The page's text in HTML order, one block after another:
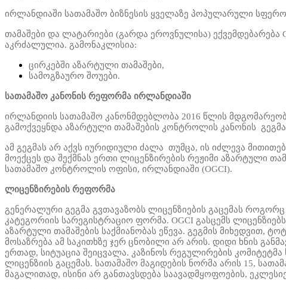
ირლანდიაში სათამაშო ბიზნესის ყველაზე პოპულარული
თამაშები და ლატარიები (გარდა ეროვნულისა) ექვემდებარება
აკრძალულია. გამონაკლისია:
ცირკებში აზარტული თამაშები,
სამოგზაურო შოუები.
სათამაშო კანონის რეფორმა ირლანდიაში
ირლანდიის სათამაშო კანონმდებლობა 2016 წლის
გამოქვეყნდა აზარტული თამაშების კონტროლის კანონის
ამ გეგმას არ აქვს იურიდიული ძალა თუმცა, ის იძლევა
მოექცეს და შექმნას ერთი ლიცენზირების რეჟიმი აზარტული
სათამაშო კონტროლის ოფისი, ირლანდიაში (OGCI).
ლიცენზირების რეფორმა
გენერალური გეგმა გვთავაზობს ლიცენზიების გაცემას
კატეგორიის სარეგისტრაციო ფორმა. OGCI გასცემს
აზარტული თამაშების საქმიანობას ეწევა. გეგმის მიხედვით,
მოსაზრება ამ საკითხზე ჯერ ცნობილი არ არის. დიდი ხნის
ერთად, სიტუაცია შეიცვალა. კაზინოს რეგულირების
ლიცენზიის გაცემას. სათამაშო მაგიდების ნორმა არის 15,
მაგალითად, ისინი არ განთავსდება საავადმყოფოების,